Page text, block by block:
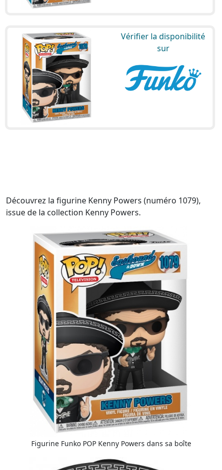
Vérifier la disponibilité
sur
Découvrez la figurine Kenny Powers (numéro 1079),
issue de la collection Kenny Powers.
Figurine Funko POP Kenny Powers dans sa boîte